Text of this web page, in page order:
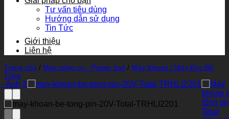
Tư vấn tiêu dùng
Hướng dẫn sử dụng
Tin Tức
Giới thiệu
Liên hệ
Trang chủ / Máy công cụ - Power tool / Máy Khoan / Máy Đục Bê
Tông